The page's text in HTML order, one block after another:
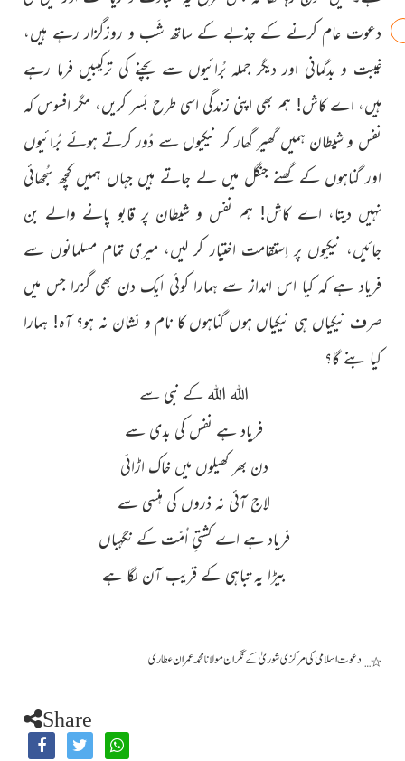
دعوت عام کرنے کے جذبے کے ساتھ شَب و روزگزار رہے ہیں،
غیبت و بدگمانی اور دیگر جملہ بُرائیوں سے بچنے کی ترکیبیں فرما رہے
ہیں، اے کاش! ہم بھی اپنی زندگی اسی طرح بَسر کریں، مگر افسوس کہ
نفس و شیطان ہمیں گھیر گھار کر نیکیوں سے دُور کرتے ہوئے بُرائیوں
اور گناہوں کے گھنے جنگل میں لے جاتے ہیں جہاں ہمیں کچھ سُجھائی
نہیں دیتا، اے کاش! ہم نفس و شیطان پر قابو پانے والے بن
جائیں، نیکیوں پر اِستقامت اختیار کر لیں، میری تمام مسلمانوں سے
فریاد ہے کہ کیا اس انداز سے ہمارا کوئی ایک دن بھی گزرا جس میں
صرف نیکیاں ہی نیکیاں ہوں گناہوں کا نام و نشان نہ ہو؟ آہ! ہمارا
کیا بنے گا؟
اللہ اللہ کے نبی سے
فریاد ہے نفس کی بدی سے
دن بھر کھیلوں میں خاک اڑائی
لاج آئی نہ ذروں کی ہنسی سے
فریاد ہے اے کشتیِ اُمّت کے نگہباں
بیڑا یہ تباہی کے قریب آن لگا ہے
٭…دعوت اسلامی کی مرکزی شوریٰ کے نگران مولانا محمد عمران عطاری
Share